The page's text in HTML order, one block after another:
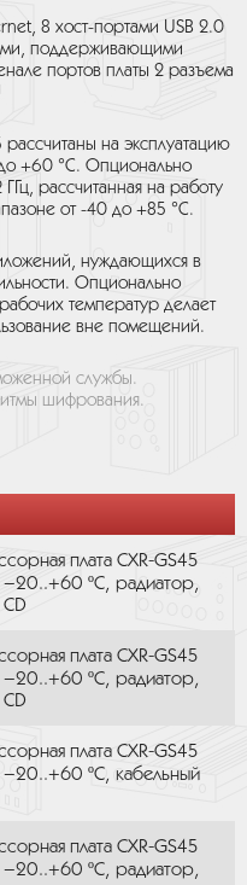
8 хост-портами USB 2.0
поддерживающими
портов платы 2 разъема
на эксплуатацию
+60 °C. Опционально
рассчитанная на работу
от -40 до +85 °C.
нуждающихся в
Опционально
температур делает
вне помещений.
службы.
шифрования.
плата CXR-GS45
–20..+60 ºC, радиатор,
плата CXR-GS45
–20..+60 ºC, радиатор,
плата CXR-GS45
–20..+60 ºC, кабельный
плата CXR-GS45
–20..+60 ºC, радиатор,